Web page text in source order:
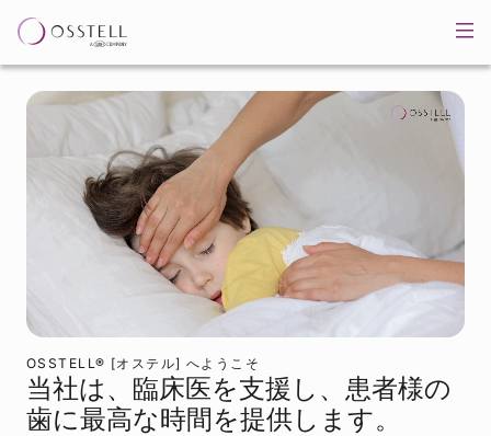
OSSTELL® [オステル] へようこそ
当社は、臨床医を支援し、患者様の
歯に最高な時間を提供します。